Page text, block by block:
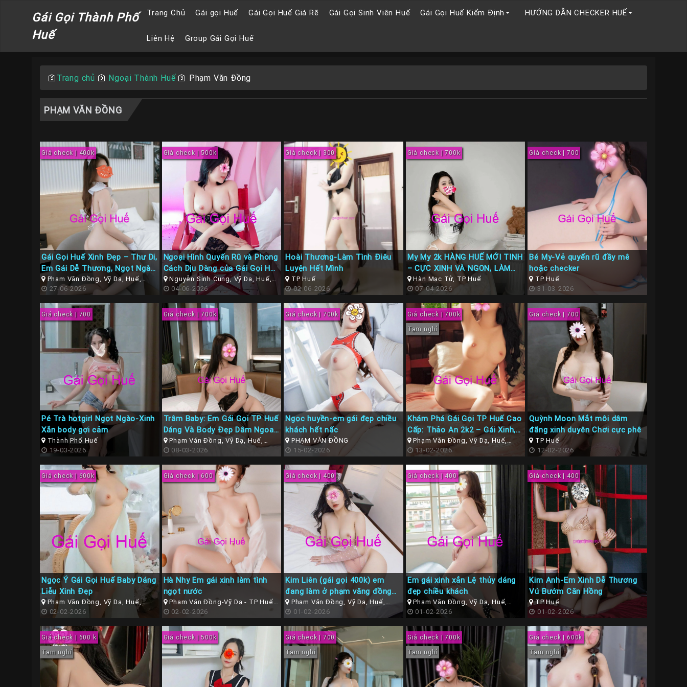
Gái Gọi Thành Phố
Huế
Trang Chủ Gái gọi Huế Gái Gọi Huế Giá Rẽ Gái Gọi Sinh Viên Huế Gái Gọi Huế Kiểm Định HƯỚNG DẪN CHECKER HUẾ
Liên Hệ Group Gái Gọi Huế
🛐 Trang chủ 🛐 Ngoại Thành Huế🛐 Phạm Văn Đồng
PHẠM VĂN ĐỒNG
Giá check | 400k
Gái Gọi Huế Xinh Đẹp – Thư Di,
Em Gái Dễ Thương, Ngọt Ngào
Như Nước Mía Luôn
Phạm Văn Đồng, Vỹ Dạ, Huế,
Thừa Thiên Huế
27-06-2026
Giá check | 500k
Ngoại Hình Quyến Rũ và Phong
Cách Dịu Dàng của Gái Gọi Huế
Hoài An
Nguyễn Sinh Cung, Vỹ Dạ, Huế,
Thừa Thiên Huế
04-06-2026
Giá check | 300
Hoài Thương-Làm Tình Điêu
Luyện Hết Mình
TP Huế
02-06-2026
Giá check | 700k
My My 2k HÀNG HUẾ MỚI TINH
– CỰC XINH VÀ NGON, LÀM
TÌNH CHIỀU CHUỘNG NHƯ
NGƯỜI YÊU
Hàn Mạc Tử, TP Huế
07-04-2026
Giá check | 700
Bé My-Vẻ quyến rũ đầy mê
hoặc checker
TP Huế
31-03-2026
Giá check | 700
Pé Trà hotgirl Ngọt Ngào-Xinh
Xắn body gợi cảm
Thành Phố Huế
19-03-2026
Giá check | 700k
Trâm Baby: Em Gái Gọi TP Huế
Dáng Và Body Đẹp Dâm Ngoan
Hết Xảy
Phạm Văn Đồng, Vỹ Dạ, Huế,
Thừa Thiên Huế
08-03-2026
Giá check | 700k
Ngọc huyền-em gái đẹp chiều
khách hết nấc
PHẠM VĂN ĐỒNG
15-02-2026
Giá check | 700k
Tạm nghỉ
Khám Phá Gái Gọi TP Huế Cao
Cấp: Thảo An 2k2 – Gái Xinh,
Phong Cách Gái Sang, Làm
Tình Miễn Chê
Phạm Văn Đồng, Vỹ Dạ, Huế,
Thừa Thiên Huế
13-02-2026
Giá check | 700
Quỳnh Moon Mắt môi dâm
đãng xinh duyên Chơi cực phê
TP Huế
12-02-2026
Giá check | 600k
Ngọc Ý Gái Gọi Huế Baby Dáng
Liễu Xinh Đẹp
Phạm Văn Đồng, Vỹ Dạ, Huế,
Thừa Thiên Huế
02-02-2026
Giá check | 600
Hà Nhy Em gái xinh làm tình
ngọt nước
Phạm Văn Đồng-Vỹ Dạ - TP Huế (
Thừa Thiên Huế )
02-02-2026
Giá check | 400
Kim Liên (gái gọi 400k) em
đang làm ở phạm văng đồng
vỹ dạ TP Huế
Phạm Văn Đồng, Vỹ Dạ, Huế,
Thừa Thiên Huế
01-02-2026
Giá check | 400
Em gái xinh xắn Lệ thủy dáng
đẹp chiều khách
Phạm Văn Đồng, Vỹ Dạ, Huế,
Thừa Thiên Huế
01-02-2026
Giá check | 400
Kim Anh-Em Xinh Dễ Thương
Vú Bướm Căn Hồng
TP Huế
01-02-2026
Giá check | 600 k
Tạm nghỉ
Giá check | 500k
Giá check | 700
Tạm nghỉ
Giá check | 700k
Tạm nghỉ
Giá check | 600k
Tạm nghỉ